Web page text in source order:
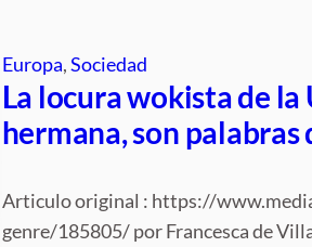
Europa, Sociedad
La locura wokista de
hermana, son palabras
Articulo original : https://
genre/185805/ por Francesca de